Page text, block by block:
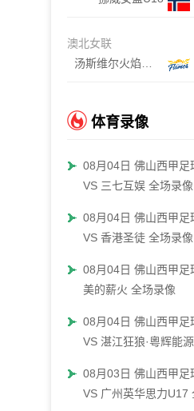
澳北女联
体育录像
08月04日 佛山西甲足
VS 三七互娱 全场录像
08月04日 佛山西甲足
VS 香港圣徒 全场录像
08月04日 佛山西甲足
美的薪火 全场录像
08月04日 佛山西甲足
VS 湛江狂狼·粵辉能
08月03日 佛山西甲足
VS 广州英华思力U17